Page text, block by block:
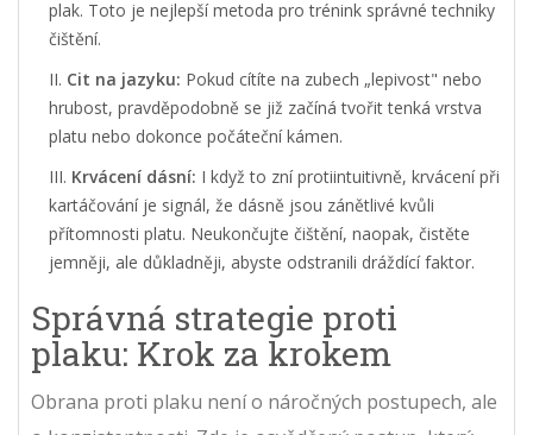
plak. Toto je nejlepší metoda pro trénink správné techniky
čištění.
Cit na jazyku: Pokud cítíte na zubech „lepivost" nebo
hrubost, pravděpodobně se již začíná tvořit tenká vrstva
platu nebo dokonce počáteční kámen.
Krvácení dásní: I když to zní protiintuitivně, krvácení při
kartáčování je signál, že dásně jsou zánětlivé kvůli
přítomnosti platu. Neukončujte čištění, naopak, čistěte
jemněji, ale důkladněji, abyste odstranili dráždící faktor.
Správná strategie proti
plaku: Krok za krokem
Obrana proti plaku není o náročných postupech, ale